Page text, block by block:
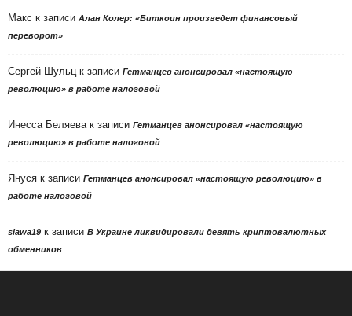
Макс к записи Алан Колер: «Биткоин произведет финансовый
переворот»
Сергей Шульц к записи Гетманцев анонсировал «настоящую
революцию» в работе налоговой
Инесса Беляева к записи Гетманцев анонсировал «настоящую
революцию» в работе налоговой
Януся к записи Гетманцев анонсировал «настоящую революцию» в
работе налоговой
slawa19 к записи В Украине ликвидировали девять криптовалютных
обменников